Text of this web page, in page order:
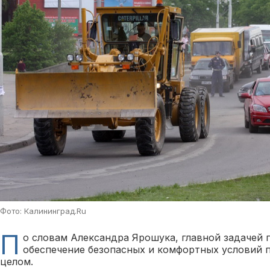
Фото: Калининград.Ru
П о словам Александра Ярошука, главной задачей
обеспечение безопасных и комфортных условий
целом.